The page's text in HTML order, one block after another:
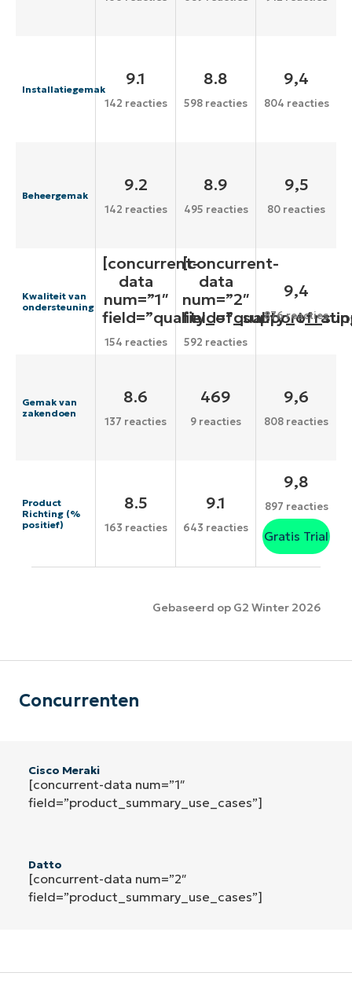
Installatiegemak
9.1
142 reacties
8.8
598 reacties
9,4
804 reacties
Beheergemak
9.2
142 reacties
8.9
495 reacties
9,5
80 reacties
Kwaliteit van
ondersteuning
[concurrent-
data
num=”1″
154 reacties
[concurrent-
data
num=”2″
592 reacties
9,4
876 reacties
Gemak van
zakendoen
8.6
137 reacties
469
9 reacties
9,6
808 reacties
Product
Richting (%
positief)
8.5
163 reacties
9.1
643 reacties
9,8
897 reacties
Gratis Trial
Gebaseerd op G2 Winter 2026
Concurrenten
Cisco Meraki
[concurrent-data num=”1″
field=”product_summary_use_cases”]
Datto
[concurrent-data num=”2″
field=”product_summary_use_cases”]